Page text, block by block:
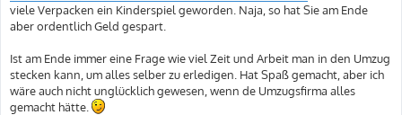
viele Verpacken ein Kinderspiel geworden. Naja, so hat Sie am Ende
aber ordentlich Geld gespart.
Ist am Ende immer eine Frage wie viel Zeit und Arbeit man in den Umzug
stecken kann, um alles selber zu erledigen. Hat Spaß gemacht, aber ich
wäre auch nicht unglücklich gewesen, wenn de Umzugsfirma alles
gemacht hätte.